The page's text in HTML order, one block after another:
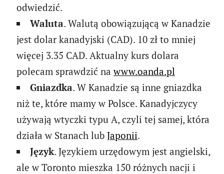
odwiedzić.
Waluta. Walutą obowiązującą w Kanadzie
jest dolar kanadyjski (CAD). 10 zł to mniej
więcej 3.35 CAD. Aktualny kurs dolara
polecam sprawdzić nawww.oanda.pl
Gniazdka. W Kanadzie są inne gniazdka
niż te, które mamy w Polsce. Kanadyjczycy
używają wtyczki typu A, czyli tej samej, która
działa w Stanach lub Japonii.
Język. Językiem urzędowym jest angielski,
ale w Toronto mieszka 150 różnych nacji i